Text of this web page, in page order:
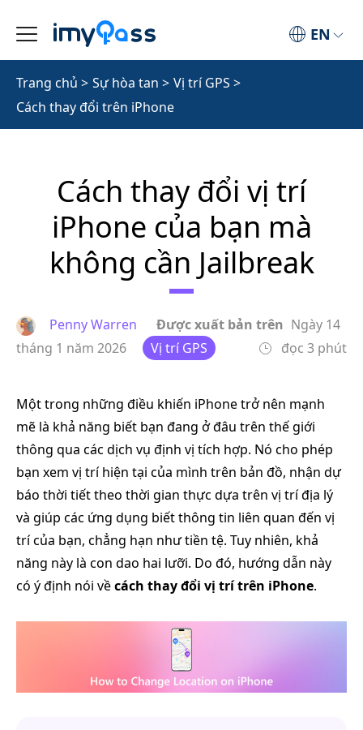
EN
Trang chủ > Sự hòa tan > Vị trí GPS >
Cách thay đổi trên iPhone
Cách thay đổi vị trí
iPhone của bạn mà
không cần Jailbreak
Penny Warren Được xuất bản trên Ngày 14
tháng 1 năm 2026
Vị trí GPS đọc 3 phút
Một trong những điều khiến iPhone trở nên mạnh
mẽ là khả năng biết bạn đang ở đâu trên thế giới
thông qua các dịch vụ định vị tích hợp. Nó cho phép
bạn xem vị trí hiện tại của mình trên bản đồ, nhận dự
báo thời tiết theo thời gian thực dựa trên vị trí địa lý
và giúp các ứng dụng biết thông tin liên quan đến vị
trí của bạn, chẳng hạn như tiền tệ. Tuy nhiên, khả
năng này là con dao hai lưỡi. Do đó, hướng dẫn này
có ý định nói vềcách thay đổi vị trí trên iPhone.